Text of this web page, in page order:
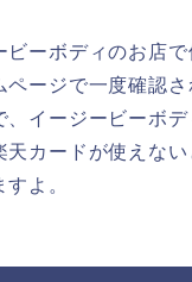
ビーボディのお店
ページで一度確認
、イージービーボ
天カードが使えな
よ。